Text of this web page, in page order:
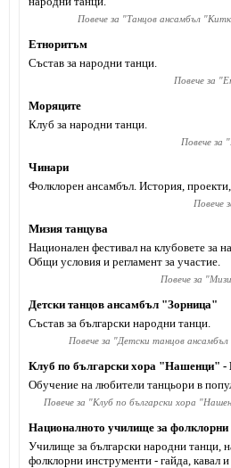
Повече за "Танцов ансамбъл
Етноритъм
Състав за народни танци.
Повече за "
Моряците
Клуб за народни танци.
Повече за "
Чинари
Фолклорен ансамбъл. История,
Повече
Мизия танцува
Национален фестивал на клубовете за
Общи условия и регламент за участие.
Повече за "
Детски танцов ансамбъл "Зорница"
Състав за български народни танци.
Повече за "Детски танцов
Клуб по български хора "Нашенци" -
Обучение на любители танцьори в
Повече за "Клуб по български хора
Националното училище за
Училище за български народни танци,
фолклорни инструменти - гайда, кавал